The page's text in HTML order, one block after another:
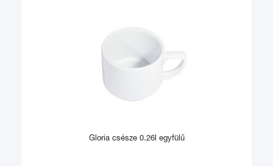
Gloria csésze 0.26l egyfülű